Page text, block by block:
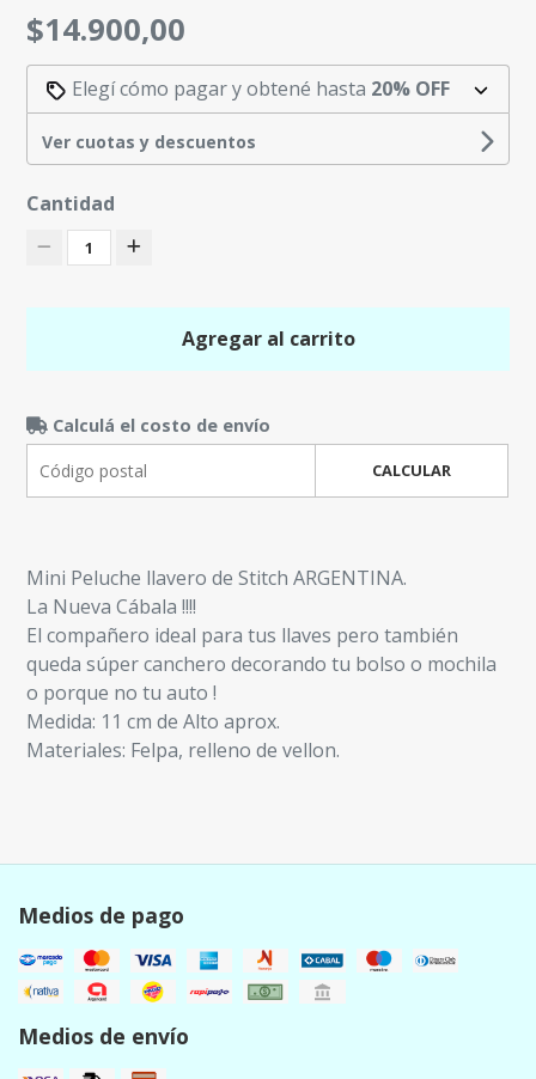
$14.900,00
Elegí cómo pagar y obtené hasta 20% OFF
Ver cuotas y descuentos
Cantidad
1
Agregar al carrito
Calculá el costo de envío
CALCULAR
Mini Peluche llavero de Stitch ARGENTINA.
La Nueva Cábala !!!!
El compañero ideal para tus llaves pero también
queda súper canchero decorando tu bolso o mochila
o porque no tu auto !
Medida: 11 cm de Alto aprox.
Materiales: Felpa, relleno de vellon.
Medios de pago
Medios de envío